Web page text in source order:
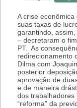
A crise
suas taxas de
garantindo,
– decretaram o
PT. As
redirecionamento
Dilma com
posterior
aprovação de
e de maneira
dos trabalhadores
“reforma” da